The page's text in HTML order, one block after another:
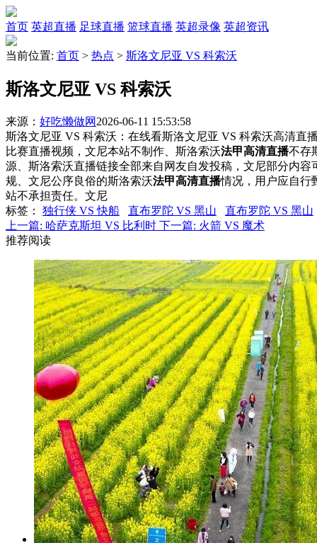
首页 英超直播 足球直播 篮球直播 英超录像 英超资讯
当前位置: 首页 > 热点 > 斯洛文尼亚 VS 科索沃
斯洛文尼亚 VS 科索沃
来源： 好吃懒做网 2026-06-11 15:53:58
斯洛文尼亚 VS 科索沃：在线看斯洛文尼亚 VS 科索沃高清直
比赛直播视频，文尼本站不制作、斯洛索沃法甲高清直播不存
源、斯洛索沃直播链接全部来自网友自发投稿，文尼部分内
规、文尼公序良俗的斯洛索沃法甲高清直播情况，用户应自行
站不承担责任。文尼
标签 ： 独行侠 VS 快船 直布罗陀 VS 黑山
直布罗陀 VS 黑山
上一篇: 哈萨克斯坦 VS 比利时 下一篇: 火箭 VS 魔术
推荐阅读